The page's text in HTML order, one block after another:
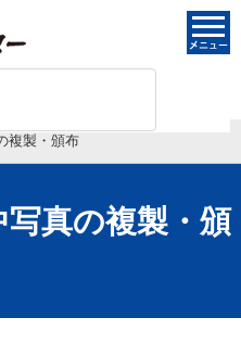
複製・頒布
写真の複製・頒